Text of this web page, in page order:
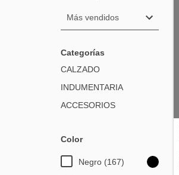
Categorías
CALZADO
INDUMENTARIA
ACCESORIOS
Color
Negro (167)